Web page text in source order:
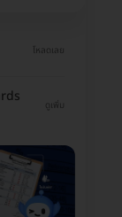
โหลดเลย
ดูเพิ่ม